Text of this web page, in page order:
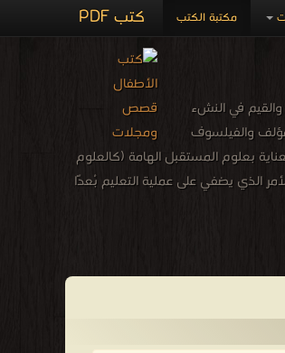
كتب PDF مكتبة الكتب
في النشء
والفيلسوف
بعلوم المستقبل الهامة (كالعلوم
الذي يضفي على عملية التعليم بُعدًا